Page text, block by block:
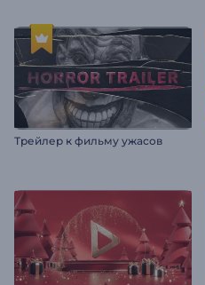
Трейлер к фильму ужасов